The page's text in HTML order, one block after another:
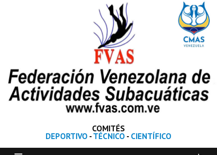
COMITÉS
DEPORTIVO -TÉCNICO - CIENTÍFICO